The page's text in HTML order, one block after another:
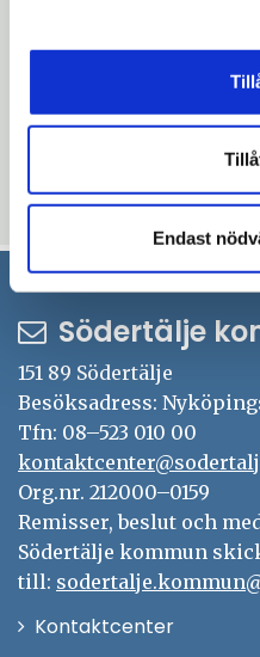
Endast
– Det är verkligen
satsningar som vi
genomslag. Nu gäller
samma spår, säger
ordförande Boel
Uppdaterad: 2016-12-12
Södertälje
151 89 Södertälje
Besöksadress:
Tfn: 08–523 010 00
Org.nr. 212000–0159
Remisser, beslut och
Södertälje kommun
till:
KontaktcenterÖppna